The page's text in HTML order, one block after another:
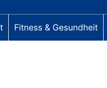
Fitness & Gesundheit